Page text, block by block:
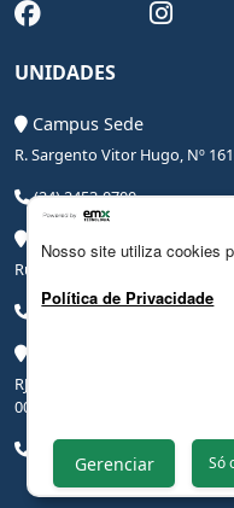
UNIDADES
Campus Sede
R. Sargento Vitor Hugo, Nº
(24) 2453-0700
Rua Coronel Leite Pinto, Nº 20,
(24) 3206-0090
RJ-145, Rodovia Benjamin
000
(24) 2453-0700
Nosso site utiliza cookies
Política de Privacidade
Gerenciar Só